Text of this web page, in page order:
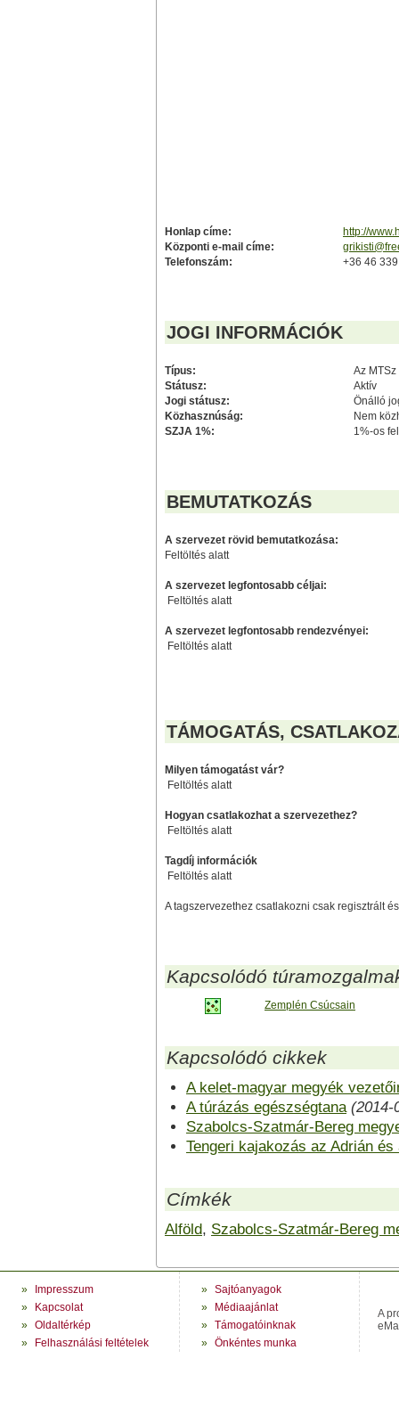
Honlap címe:
http://
Központi e-mail címe:
Telefonszám:
+36 46
JOGI INFORMÁCIÓK
Típus:
Az
Státusz:
Aktív
Jogi státusz:
Önálló
Közhasznúság:
Nem
SZJA 1%:
1%-os
BEMUTATKOZÁS
A szervezet rövid bemutatkozása:
Feltöltés alatt
A szervezet legfontosabb céljai:
Feltöltés alatt
A szervezet legfontosabb rendezvényei:
Feltöltés alatt
TÁMOGATÁS,
Milyen támogatást vár?
Feltöltés alatt
Hogyan csatlakozhat a szervezethez?
Feltöltés alatt
Tagdíj információk
Feltöltés alatt
A tagszervezethez csatlakozni csak regisztrált
Kapcsolódó
Zemplén Csúcsain
Kapcsolódó cikkek
A kelet-magyar megyék
A túrázás egészségtana (2014-
Szabolcs-Szatmár-Bereg
Tengeri kajakozás az Adrián
Címkék
Alföld, Szabolcs-Szatmár-Bereg
»
Impresszum
»
Kapcsolat
» Oldaltérkép
»
Felhasználási feltételek
» Sajtóanyagok
»
Médiaajánlat
» Támogatóinknak
» Önkéntes munka
A